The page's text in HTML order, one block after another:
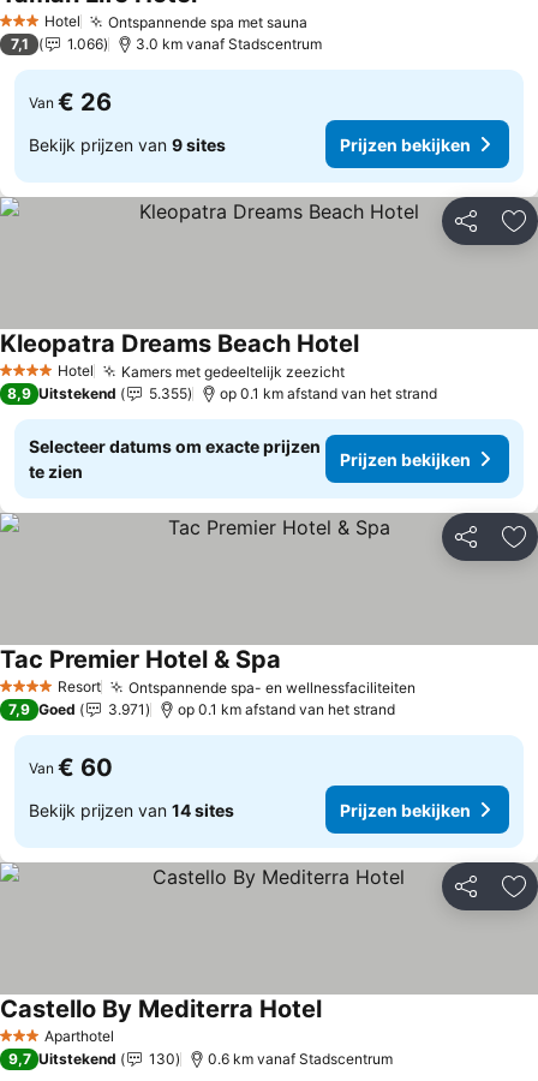
3 SterrenHotel Ontspannende spa met sauna
Prijzen bekijken
7,1 1.066 3.0 km vanaf Stadscentrum
Van € 26
Bekijk prijzen van 9 sites Prijzen bekijken
Delen
4 SterrenHotel Kamers met gedeeltelijk zeezichtPrijzen bekijken
Kleopatra Dreams Beach HotelPrijzen bekijken
8,9 Uitstekend 5.355 op 0.1 km afstand van het strand
Selecteer datums om exacte prijzen
te zien
Prijzen bekijken
Delen
4 SterrenResort Ontspannende spa- en wellnessfaciliteiten
Tac Premier Hotel & Spa
7,9 Goed 3.971 op 0.1 km afstand van het strand
Van € 60
Bekijk prijzen van 14 sites Prijzen bekijken
Delen
3 SterrenAparthotel
Castello By Mediterra HotelPrijzen bekijken
9,7 Uitstekend 130 0.6 km vanaf Stadscentrum